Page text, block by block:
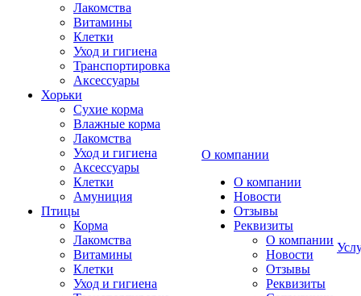
Лакомства
Витамины
Клетки
Уход и гигиена
Транспортировка
Аксессуары
Хорьки
Сухие корма
Влажные корма
Лакомства
Уход и гигиена
Аксессуары
Клетки
Амуниция
Птицы
Корма
Лакомства
Витамины
Клетки
Уход и гигиена
О компании
О компании
Новости
Отзывы
Реквизиты
О компании
Новости
Отзывы
Реквизиты